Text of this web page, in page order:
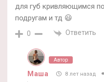
для губ кривляющимся
подругам и тд 😃
0 Ответить
Автор
Маша 8 лет назад